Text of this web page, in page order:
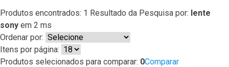
Produtos encontrados: 1 Resultado da Pesquisa por: lente
sony em 2 ms
Ordenar por:
Itens por página:
Produtos selecionados para comparar: 0Comparar